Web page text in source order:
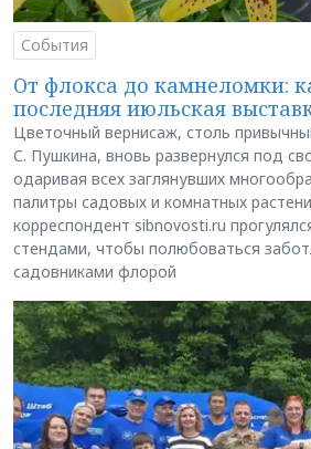
События
От флокса до камнеломки:
последняя июльская
Цветочный вернисаж, столь
С. Пушкина, вновь развернулся под
одаривая всех заглянувших
палитры садовых и комнатных
корреспондент sibnovosti.ru
стендами, чтобы полюбоваться
садовниками флорой